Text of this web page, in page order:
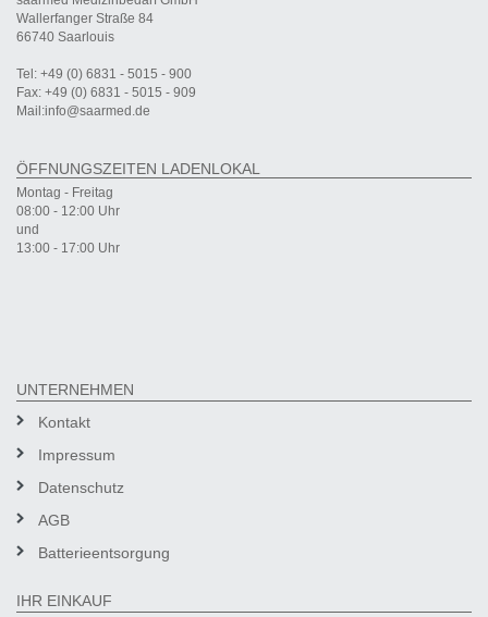
Wallerfanger Straße 84
66740 Saarlouis
Tel: +49 (0) 6831 - 5015 - 900
Fax: +49 (0) 6831 - 5015 - 909
Mail:info@saarmed.de
ÖFFNUNGSZEITEN LADENLOKAL
Montag - Freitag
08:00 - 12:00 Uhr
und
13:00 - 17:00 Uhr
UNTERNEHMEN
Kontakt
Impressum
Datenschutz
AGB
Batterieentsorgung
IHR EINKAUF